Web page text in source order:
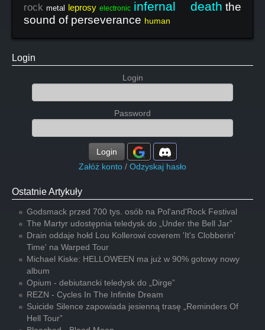
rock metal leprosy electronic infernal death the
sound of perseverance human
Login
Login
Password
Login
Załóż konto / Odzyskaj hasło
Ostatnie Artykuły
Godsmack przed 700 tys. osób na Pol'and'Rock Festival
The Martyr udostępnia teledysk do „Under the Bell Jar”
Drain oddaje hołd Lou Kollerowi coverem 'It's Clobberin'
Time' na Warped Tour
Michael Kiske: HELLOWEEN ma już w 90% gotowy nowy
album
Opium - debiutancki teledysk do „Dirge”
REZN - Cycles In The Infinite Dream
Suicide Silence zapowiada jesienną trasę „Reminders Of
Hell Tour”